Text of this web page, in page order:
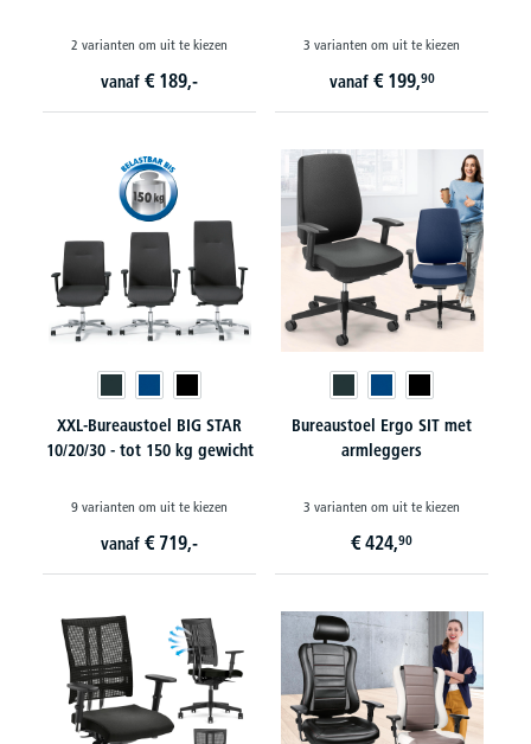
2 varianten om uit te kiezen
vanaf € 189,-
3 varianten om uit te kiezen
vanaf € 199,90
XXL-Bureaustoel BIG STAR
10/20/30 - tot 150 kg gewicht
9 varianten om uit te kiezen
vanaf € 719,-
Bureaustoel Ergo SIT met
armleggers
3 varianten om uit te kiezen
€ 424,90